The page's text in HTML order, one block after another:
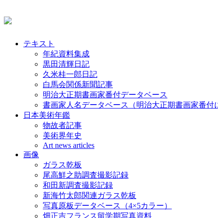
テキスト
年紀資料集成
黒田清輝日記
久米桂一郎日記
白馬会関係新聞記事
明治大正期書画家番付データベース
書画家人名データベース（明治大正期書画家番付
日本美術年鑑
物故者記事
美術界年史
Art news articles
画像
ガラス乾板
尾高鮮之助調査撮影記録
和田新調査撮影記録
新海竹太郎関連ガラス乾板
写真原板データベース（4×5カラー）
畑正吉フランス留学期写真資料